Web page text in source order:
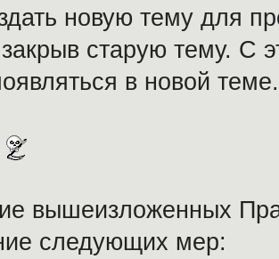
новую тему для
старую тему. С
в новой теме.
вышеизложенных
следующих мер: